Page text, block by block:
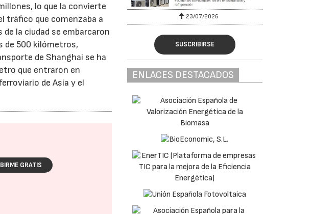
lo que la convierte
tráfico que comenzaba a
la ciudad se embarcaron
de 500 kilómetros,
de Shanghai se ha
que entraron en
de Asia y el
GRATIS
30/07/2026 23/07/2026
SUSCRIBIRSE
ENLACES DESTACADOS